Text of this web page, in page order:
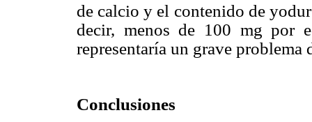
de calcio y el contenido de
decir, menos de 100 mg por
representaría un grave problema
Conclusiones